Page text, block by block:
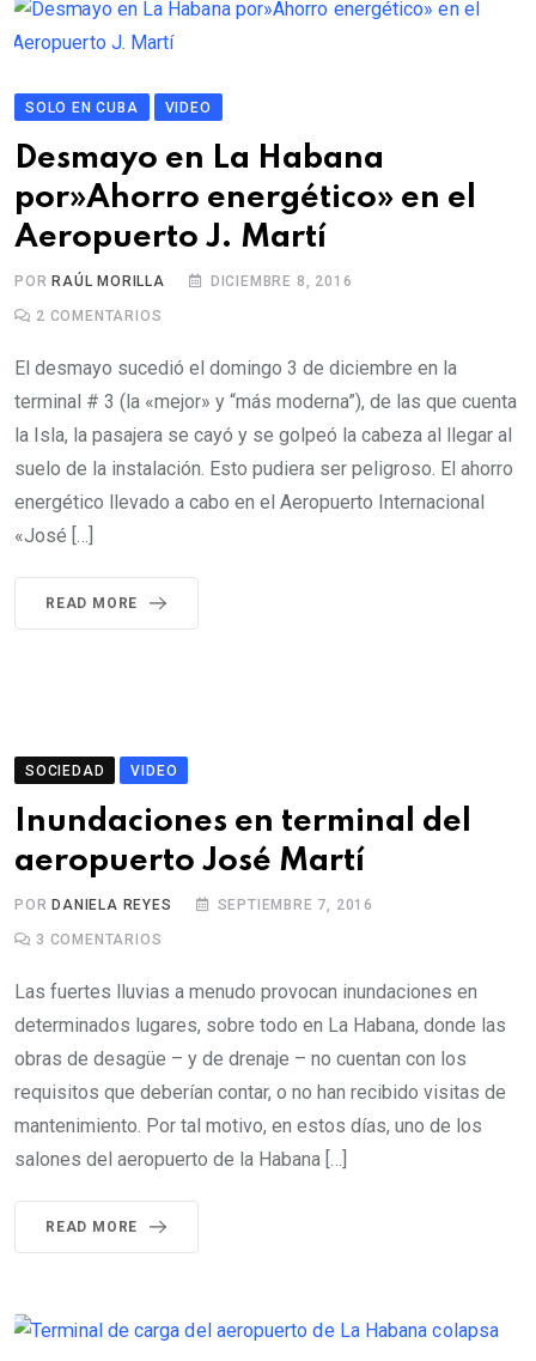
SOLO EN CUBA VIDEO
Desmayo en La Habana
por»Ahorro energético» en el
Aeropuerto J. Martí
POR RAÚL MORILLA DICIEMBRE 8, 2016
2 COMENTARIOS
El desmayo sucedió el domingo 3 de diciembre en la
terminal # 3 (la «mejor» y “más moderna”), de las que cuenta
la Isla, la pasajera se cayó y se golpeó la cabeza al llegar al
suelo de la instalación. Esto pudiera ser peligroso. El ahorro
energético llevado a cabo en el Aeropuerto Internacional
«José […]
READ MORE
SOCIEDAD VIDEO
Inundaciones en terminal del
aeropuerto José Martí
POR DANIELA REYES SEPTIEMBRE 7, 2016
3 COMENTARIOS
Las fuertes lluvias a menudo provocan inundaciones en
determinados lugares, sobre todo en La Habana, donde las
obras de desagüe – y de drenaje – no cuentan con los
requisitos que deberían contar, o no han recibido visitas de
mantenimiento. Por tal motivo, en estos días, uno de los
salones del aeropuerto de la Habana […]
READ MORE